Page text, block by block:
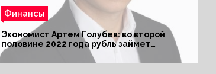
Финансы
Экономист Артем Голубев: во второй
половине 2022 года рубль займет
комфортный курс